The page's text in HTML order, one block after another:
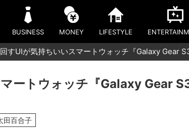
BUSINESS MONEY LIFESTYLE
すUIが気持ちいいスマートウォッチ『Galaxy Gear
ートウォッチ『Galaxy Gear
田百合子